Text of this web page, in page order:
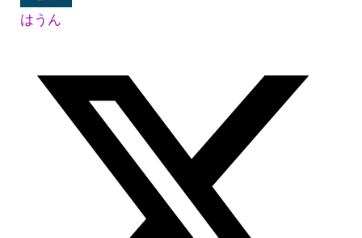
はうん